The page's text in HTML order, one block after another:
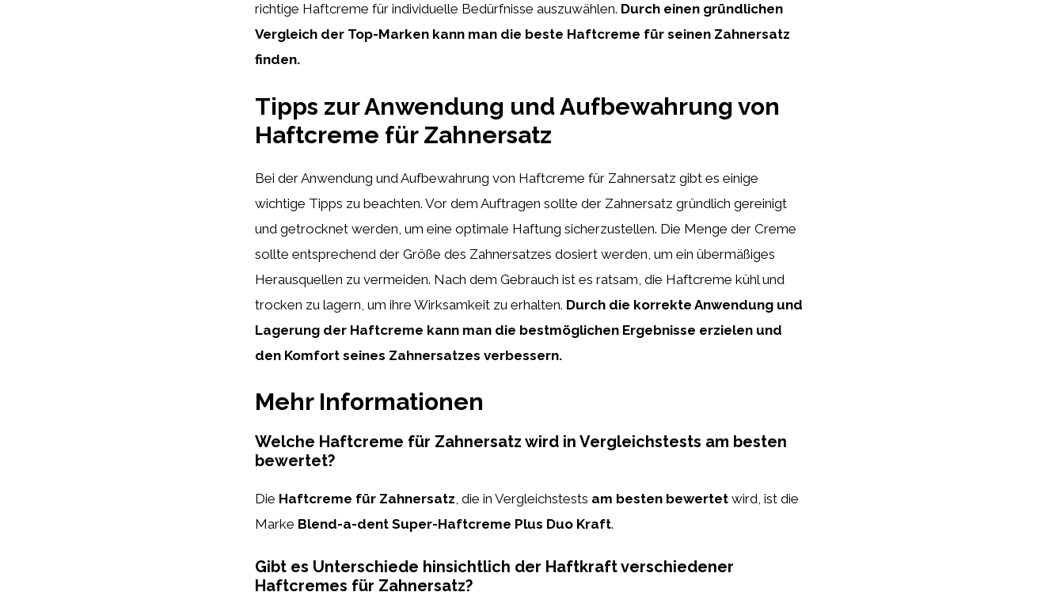
richtige Haftcreme für individuelle Bedürfnisse auszuwählen. Durch einen gründlichen
Vergleich der Top-Marken kann man die beste Haftcreme für seinen Zahnersatz
finden.
Tipps zur Anwendung und Aufbewahrung von
Haftcreme für Zahnersatz
Bei der Anwendung und Aufbewahrung von Haftcreme für Zahnersatz gibt es einige
wichtige Tipps zu beachten. Vor dem Auftragen sollte der Zahnersatz gründlich gereinigt
und getrocknet werden, um eine optimale Haftung sicherzustellen. Die Menge der Creme
sollte entsprechend der Größe des Zahnersatzes dosiert werden, um ein übermäßiges
Herausquellen zu vermeiden. Nach dem Gebrauch ist es ratsam, die Haftcreme kühl und
trocken zu lagern, um ihre Wirksamkeit zu erhalten. Durch die korrekte Anwendung und
Lagerung der Haftcreme kann man die bestmöglichen Ergebnisse erzielen und
den Komfort seines Zahnersatzes verbessern.
Mehr Informationen
Welche Haftcreme für Zahnersatz wird in Vergleichstests am besten
bewertet?
Die Haftcreme für Zahnersatz, die in Vergleichstests am besten bewertet wird, ist die
Marke Blend-a-dent Super-Haftcreme Plus Duo Kraft.
Gibt es Unterschiede hinsichtlich der Haftkraft verschiedener
Haftcremes für Zahnersatz?